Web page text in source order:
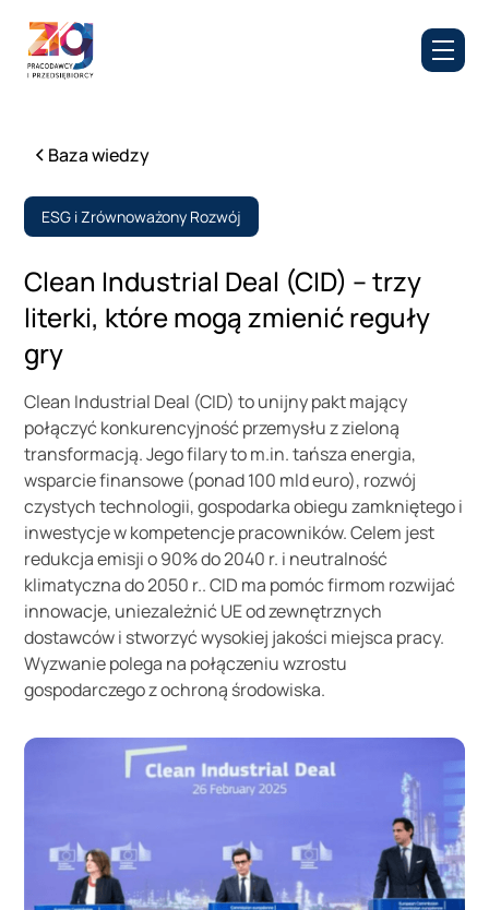
Baza wiedzy
ESG i Zrównoważony Rozwój
Clean Industrial Deal (CID) – trzy
literki, które mogą zmienić reguły
gry
Clean Industrial Deal (CID) to unijny pakt mający
połączyć konkurencyjność przemysłu z zieloną
transformacją. Jego filary to m.in. tańsza energia,
wsparcie finansowe (ponad 100 mld euro), rozwój
czystych technologii, gospodarka obiegu zamkniętego i
inwestycje w kompetencje pracowników. Celem jest
redukcja emisji o 90% do 2040 r. i neutralność
klimatyczna do 2050 r.. CID ma pomóc firmom rozwijać
innowacje, uniezależnić UE od zewnętrznych
dostawców i stworzyć wysokiej jakości miejsca pracy.
Wyzwanie polega na połączeniu wzrostu
gospodarczego z ochroną środowiska.